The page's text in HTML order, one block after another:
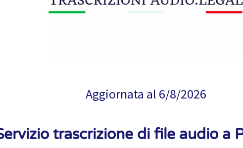
Aggiornata al 6/8/2026
trascrizione di file audio